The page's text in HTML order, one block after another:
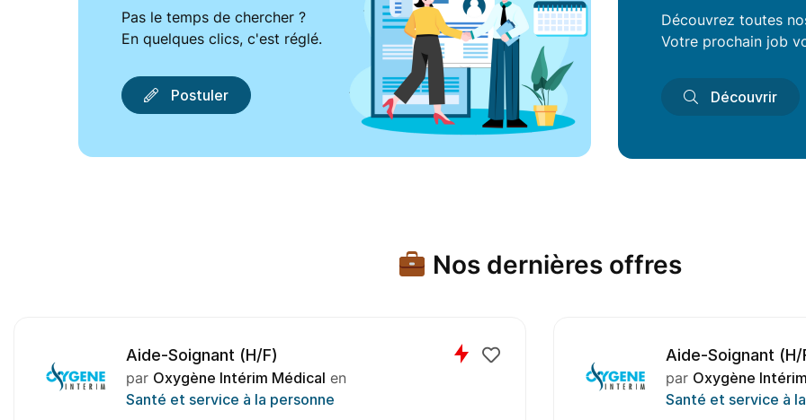
Pas le temps de chercher ?
En quelques clics, c'est réglé.
Postuler
Découvrez toutes
Votre prochain job
Découvrir
Nos dernières offres
Aide-Soignant (H/F)
par Oxygène Intérim Médical en
Santé et service à la personne
Aide-Soignant (H/
par Oxygène
Santé et service à